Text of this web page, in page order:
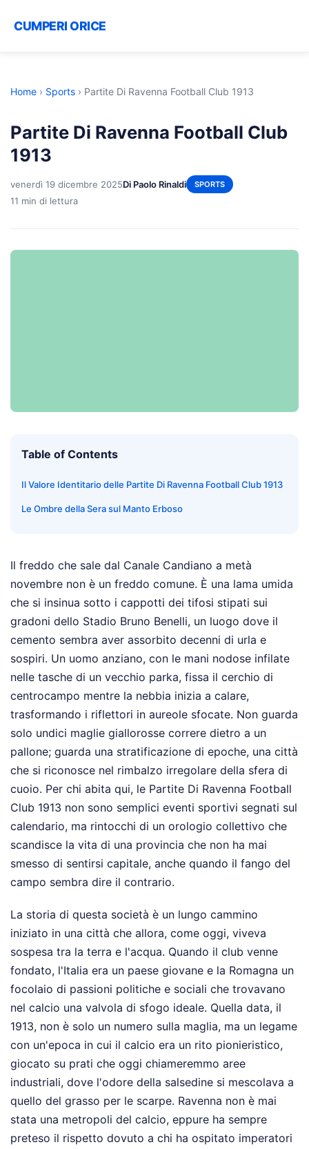
CUMPERI ORICE
Home › Sports › Partite Di Ravenna Football Club 1913
Partite Di Ravenna Football Club
1913
venerdì 19 dicembre 2025Di Paolo Rinaldi SPORTS
11 min di lettura
Table of Contents
Il Valore Identitario delle Partite Di Ravenna Football Club 1913
Le Ombre della Sera sul Manto Erboso
Il freddo che sale dal Canale Candiano a metà
novembre non è un freddo comune. È una lama umida
che si insinua sotto i cappotti dei tifosi stipati sui
gradoni dello Stadio Bruno Benelli, un luogo dove il
cemento sembra aver assorbito decenni di urla e
sospiri. Un uomo anziano, con le mani nodose infilate
nelle tasche di un vecchio parka, fissa il cerchio di
centrocampo mentre la nebbia inizia a calare,
trasformando i riflettori in aureole sfocate. Non guarda
solo undici maglie giallorosse correre dietro a un
pallone; guarda una stratificazione di epoche, una città
che si riconosce nel rimbalzo irregolare della sfera di
cuoio. Per chi abita qui, le Partite Di Ravenna Football
Club 1913 non sono semplici eventi sportivi segnati sul
calendario, ma rintocchi di un orologio collettivo che
scandisce la vita di una provincia che non ha mai
smesso di sentirsi capitale, anche quando il fango del
campo sembra dire il contrario.
La storia di questa società è un lungo cammino
iniziato in una città che allora, come oggi, viveva
sospesa tra la terra e l'acqua. Quando il club venne
fondato, l'Italia era un paese giovane e la Romagna un
focolaio di passioni politiche e sociali che trovavano
nel calcio una valvola di sfogo ideale. Quella data, il
1913, non è solo un numero sulla maglia, ma un legame
con un'epoca in cui il calcio era un rito pionieristico,
giocato su prati che oggi chiameremmo aree
industriali, dove l'odore della salsedine si mescolava a
quello del grasso per le scarpe. Ravenna non è mai
stata una metropoli del calcio, eppure ha sempre
preteso il rispetto dovuto a chi ha ospitato imperatori